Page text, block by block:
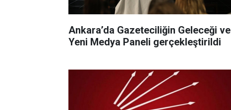
Ankara’da Gazeteciliğin Geleceği ve
Yeni Medya Paneli gerçekleştirildi